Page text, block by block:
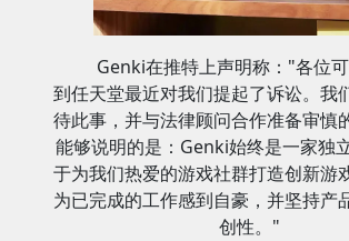
Genki在推特上声明称："各位
到任天堂最近对我们提起了诉讼。我
待此事，并与法律顾问合作准备审慎
能够说明的是：Genki始终是一家独
于为我们热爱的游戏社群打造创新游
为已完成的工作感到自豪，并坚持产
创性。"